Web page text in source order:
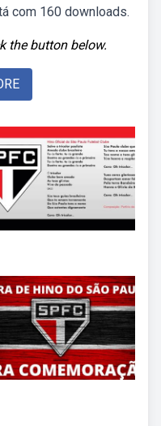
com 160 downloads.
the button below.